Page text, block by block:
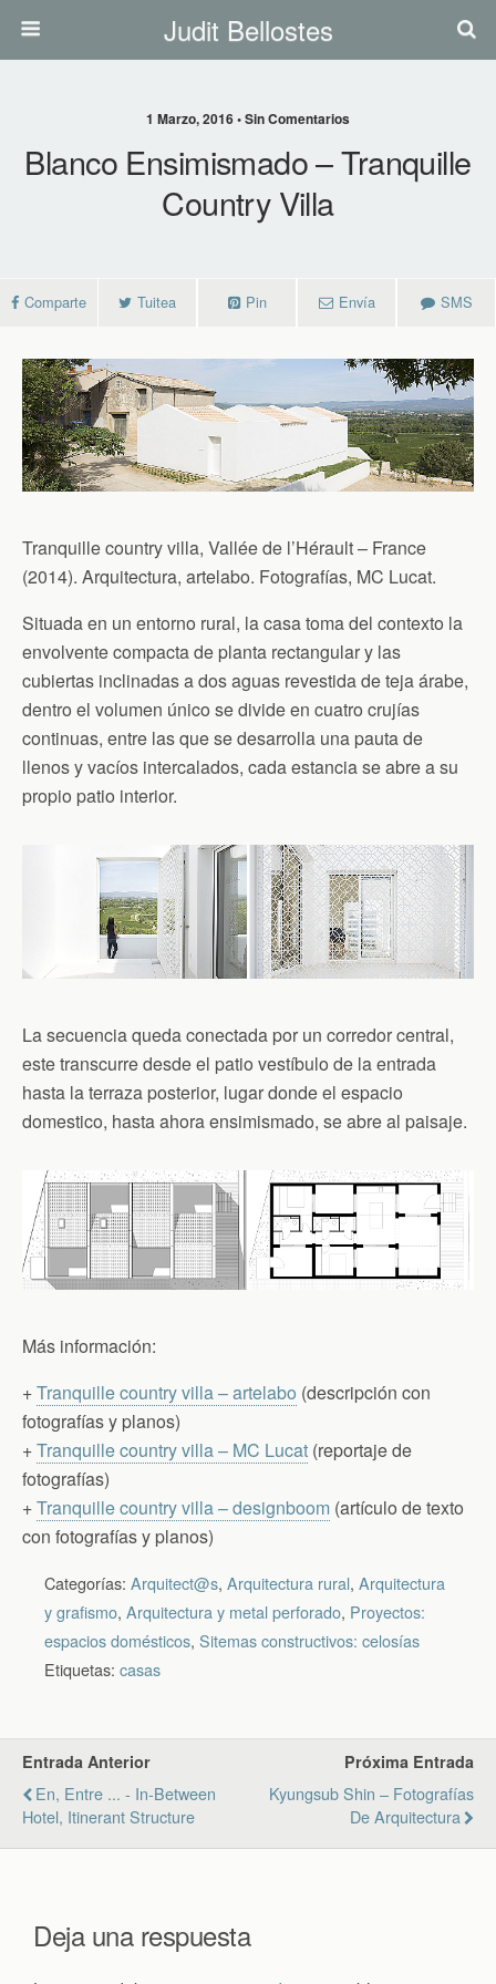
Judit Bellostes
1 Marzo, 2016 • Sin Comentarios
Blanco Ensimismado – Tranquille
Country Villa
Comparte Tuitea Pin Envía SMS
Tranquille country villa, Vallée de l’Hérault – France
(2014). Arquitectura, artelabo. Fotografías, MC Lucat.
Situada en un entorno rural, la casa toma del contexto la
envolvente compacta de planta rectangular y las
cubiertas inclinadas a dos aguas revestida de teja árabe,
dentro el volumen único se divide en cuatro crujías
continuas, entre las que se desarrolla una pauta de
llenos y vacíos intercalados, cada estancia se abre a su
propio patio interior.
La secuencia queda conectada por un corredor central,
este transcurre desde el patio vestíbulo de la entrada
hasta la terraza posterior, lugar donde el espacio
domestico, hasta ahora ensimismado, se abre al paisaje.
Más información:
+Tranquille country villa – artelabo (descripción con
fotografías y planos)
+Tranquille country villa – MC Lucat (reportaje de
fotografías)
+Tranquille country villa – designboom (artículo de texto
con fotografías y planos)
Categorías: Arquitect@s, Arquitectura rural, Arquitectura
y grafismo, Arquitectura y metal perforado, Proyectos:
espacios domésticos, Sitemas constructivos: celosías
Etiquetas: casas
Entrada Anterior
En, Entre ... - In-Between
Hotel, Itinerant Structure
Próxima Entrada
Kyungsub Shin – Fotografías
De Arquitectura
Deja una respuesta